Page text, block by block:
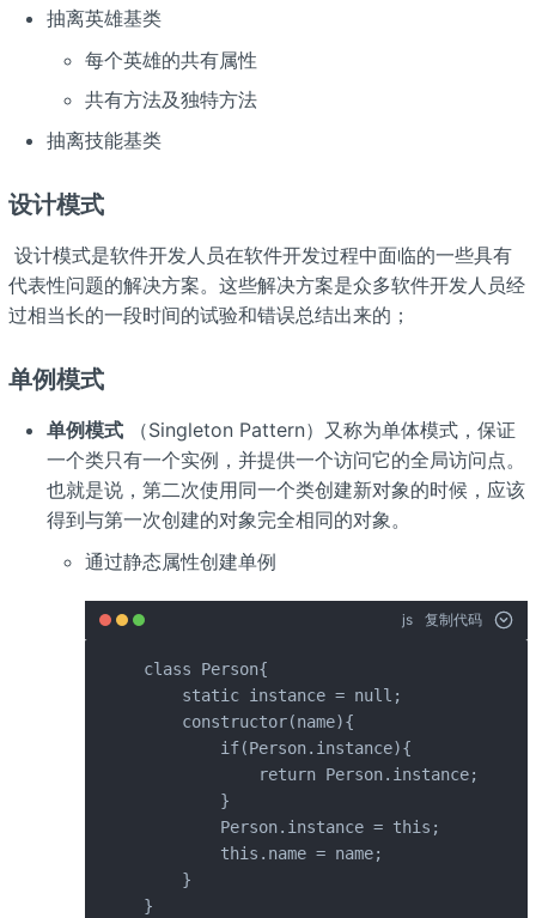
抽离英雄基类
每个英雄的共有属性
共有方法及独特方法
抽离技能基类
设计模式
​ 设计模式是软件开发人员在软件开发过程中面临的一些具有
代表性问题的解决方案。这些解决方案是众多软件开发人员经
过相当长的一段时间的试验和错误总结出来的；
单例模式
单例模式（Singleton Pattern）又称为单体模式，保证
一个类只有一个实例，并提供一个访问它的全局访问点。
也就是说，第二次使用同一个类创建新对象的时候，应该
得到与第一次创建的对象完全相同的对象。
通过静态属性创建单例
js 复制代码
class Person{
    static instance = null;
    constructor(name){
        if(Person.instance){
            return Person.instance;
        }
        Person.instance = this;
        this.name = name;
    }
}